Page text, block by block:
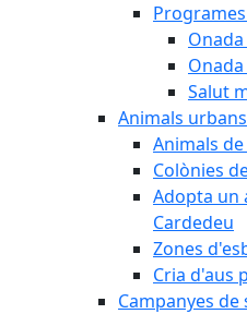
Salut
Animals urbans
Animals
Colònies
Adopta un
Cardedeu
Zones
Cria d'aus
Campanyes